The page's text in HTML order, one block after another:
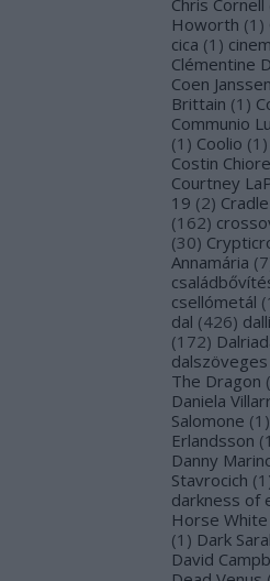
Chris Cornell
Howorth (1 )
cica (1 )
Clémentine
Coen Janssen
Brittain (1 )
Communio
(1 ) Coolio (1 )
Costin
Courtney
19 (2)
(162)
(30)
Annamária (7
csellómetál (
dal (426)
(172)
The Dragon (
Daniela
Salomone (1 )
Erlandsson (1
Danny
Stavrocich (1
darkness of
Horse
(1 ) Dark
David